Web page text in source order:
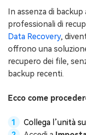
In assenza di
professionali di
Data Recovery,
offrono una
recupero dei file,
backup recenti.
Ecco come
Collega l’unità